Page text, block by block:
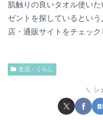
肌触りの良いタオル使い
ゼントを探しているとい
店・通販サイトをチェック
生活・くらし
シ